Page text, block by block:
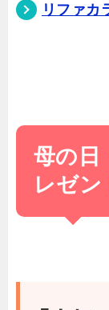
リファカ
母の日
レゼン